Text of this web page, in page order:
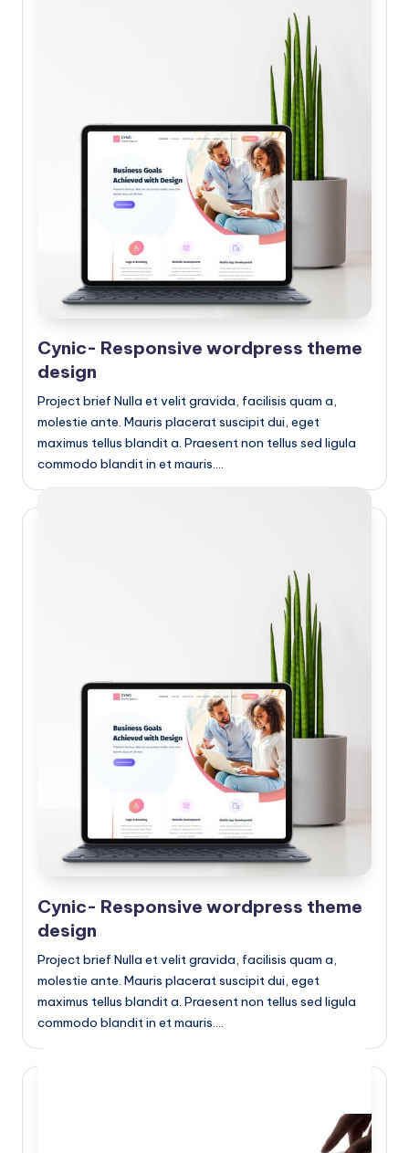
Cynic- Responsive wordpress theme
design
Project brief Nulla et velit gravida, facilisis quam a,
molestie ante. Mauris placerat suscipit dui, eget
maximus tellus blandit a. Praesent non tellus sed ligula
commodo blandit in et mauris.…
Cynic- Responsive wordpress theme
design
Project brief Nulla et velit gravida, facilisis quam a,
molestie ante. Mauris placerat suscipit dui, eget
maximus tellus blandit a. Praesent non tellus sed ligula
commodo blandit in et mauris.…